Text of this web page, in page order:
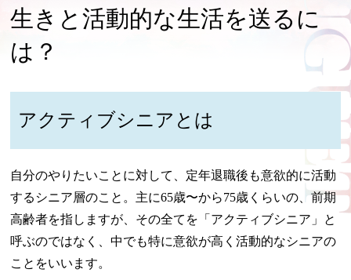
生きと活動的な生活を送るに
は？
アクティブシニアとは
自分のやりたいことに対して、定年退職後も意欲的に活動
するシニア層のこと。主に65歳〜から75歳くらいの、前期
高齢者を指しますが、その全てを「アクティブシニア」と
呼ぶのではなく、中でも特に意欲が高く活動的なシニアの
ことをいいます。